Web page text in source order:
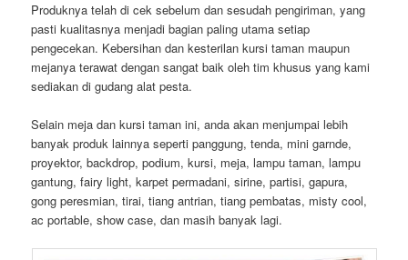
Produknya telah di cek sebelum dan sesudah pengiriman, yang
pasti kualitasnya menjadi bagian paling utama setiap
pengecekan. Kebersihan dan kesterilan kursi taman maupun
mejanya terawat dengan sangat baik oleh tim khusus yang kami
sediakan di gudang alat pesta.
Selain meja dan kursi taman ini, anda akan menjumpai lebih
banyak produk lainnya seperti panggung, tenda, mini garnde,
proyektor, backdrop, podium, kursi, meja, lampu taman, lampu
gantung, fairy light, karpet permadani, sirine, partisi, gapura,
gong peresmian, tirai, tiang antrian, tiang pembatas, misty cool,
ac portable, show case, dan masih banyak lagi.